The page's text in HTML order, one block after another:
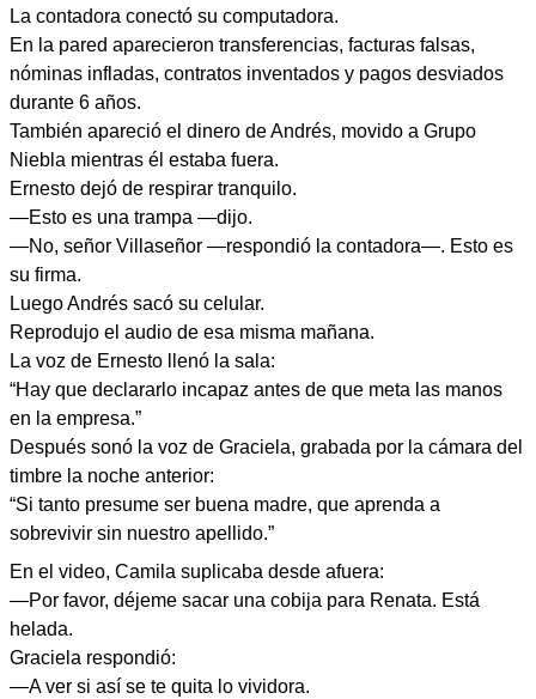
La contadora conectó su computadora.
En la pared aparecieron transferencias, facturas falsas,
nóminas infladas, contratos inventados y pagos desviados
durante 6 años.
También apareció el dinero de Andrés, movido a Grupo
Niebla mientras él estaba fuera.
Ernesto dejó de respirar tranquilo.
—Esto es una trampa —dijo.
—No, señor Villaseñor —respondió la contadora—. Esto es
su firma.
Luego Andrés sacó su celular.
Reprodujo el audio de esa misma mañana.
La voz de Ernesto llenó la sala:
“Hay que declararlo incapaz antes de que meta las manos
en la empresa.”
Después sonó la voz de Graciela, grabada por la cámara del
timbre la noche anterior:
“Si tanto presume ser buena madre, que aprenda a
sobrevivir sin nuestro apellido.”
En el video, Camila suplicaba desde afuera:
—Por favor, déjeme sacar una cobija para Renata. Está
helada.
Graciela respondió:
—A ver si así se te quita lo vividora.